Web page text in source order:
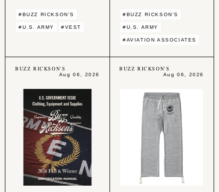
#BUZZ RICKSON'S
#U.S. ARMY #VEST
#BUZZ RICKSON'S
#U.S. ARMY
#AVIATION ASSOCIATES
BUZZ RICKSON'S
Aug 06, 2026
BUZZ RICKSON'S
Aug 06, 2026